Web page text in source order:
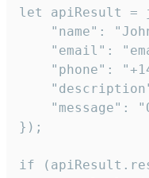
let apiResult =
"name":
"email":
"phone":
"message":
});
if